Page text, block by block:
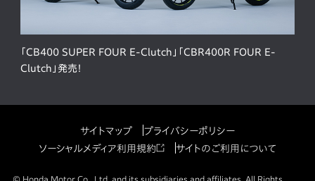
「CB400 SUPER FOUR E-Clutch」「CBR400R FOUR E-
Clutch」発売！
サイトマップ
プライバシーポリシー
ソーシャルメディア利用規約
サイトのご利用について
© Honda Motor Co., Ltd. and its subsidiaries and affiliates. All Rights